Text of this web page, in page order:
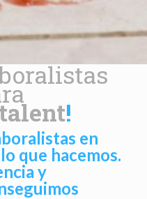
!
en
que hacemos.
y